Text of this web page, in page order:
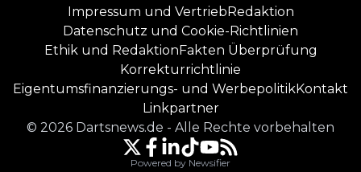
Impressum und Vertrieb Redaktion
Datenschutz und Cookie-Richtlinien
Ethik und Redaktion Fakten Überprüfung
Korrekturrichtlinie
Eigentumsfinanzierungs- und WerbepolitikKontakt
Linkpartner
© 2026 Dartsnews.de - Alle Rechte vorbehalten
Powered by Newsifier